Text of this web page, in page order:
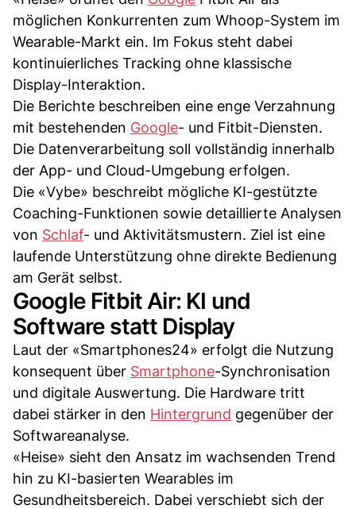
möglichen Konkurrenten zum Whoop-System im
Wearable-Markt ein. Im Fokus steht dabei
kontinuierliches Tracking ohne klassische
Display-Interaktion.
Die Berichte beschreiben eine enge Verzahnung
mit bestehenden Google- und Fitbit-Diensten.
Die Datenverarbeitung soll vollständig innerhalb
der App- und Cloud-Umgebung erfolgen.
Die «Vybe» beschreibt mögliche KI-gestützte
Coaching-Funktionen sowie detaillierte Analysen
von Schlaf- und Aktivitätsmustern. Ziel ist eine
laufende Unterstützung ohne direkte Bedienung
am Gerät selbst.
Google Fitbit Air: KI und
Software statt Display
Laut der «Smartphones24» erfolgt die Nutzung
konsequent über Smartphone-Synchronisation
und digitale Auswertung. Die Hardware tritt
dabei stärker in den Hintergrund gegenüber der
Softwareanalyse.
«Heise» sieht den Ansatz im wachsenden Trend
hin zu KI-basierten Wearables im
Gesundheitsbereich. Dabei verschiebt sich der